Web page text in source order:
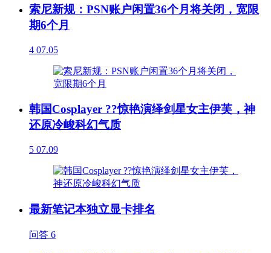
索尼新规：PSN账户闲置36个月将关闭，宽限
期6个月
4 07.05
韩国Cosplayer ??惊艳演绎剑星女主伊芙，神
还原冷峻科幻气质
5 07.09
最新笔记本独立显卡排名
问答 6